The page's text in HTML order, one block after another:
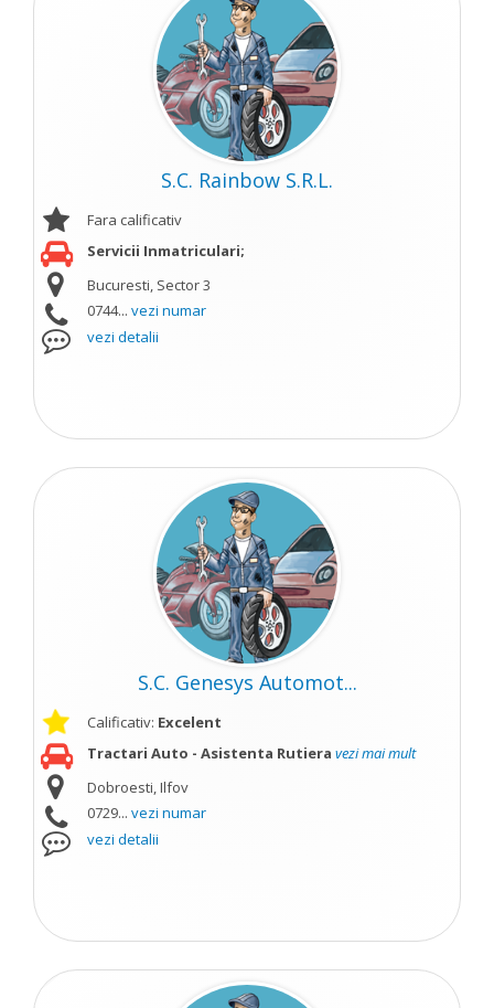
S.C. Rainbow S.R.L.
Fara calificativ
Servicii Inmatriculari;
Bucuresti, Sector 3
0744... vezi numar
vezi detalii
S.C. Genesys Automot...
Calificativ: Excelent
Tractari Auto - Asistenta Rutiera vezi mai mult
Dobroesti, Ilfov
0729... vezi numar
vezi detalii